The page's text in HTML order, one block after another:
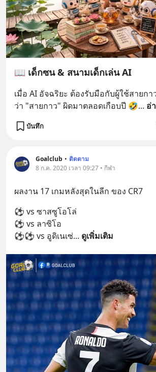
📖 เด็กซน & สนามเด็กเล่น AI
เมื่อ AI อัจฉริยะ ต้องรับมือกับผู้ใช้สายกา
ว่า "สายกาว" ผิดมาตลอดเกือบปี 🤣... อ่
บันทึก
Goalclub • ติดตาม
8 ก.ค. 2020 เวลา 09:27 • กีฬา
ผลงาน 17 เกมหลังสุดในลีก ของ CR7
⚽ vs ซาสซูโอโล่
⚽ vs ลาซิโอ
⚽⚽ vs อูดิเนเซ่... ดูเพิ่มเติม